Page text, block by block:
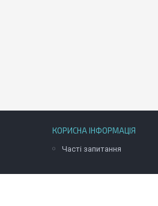
КОРИСНА ІНФОРМАЦІЯ
Часті запитання